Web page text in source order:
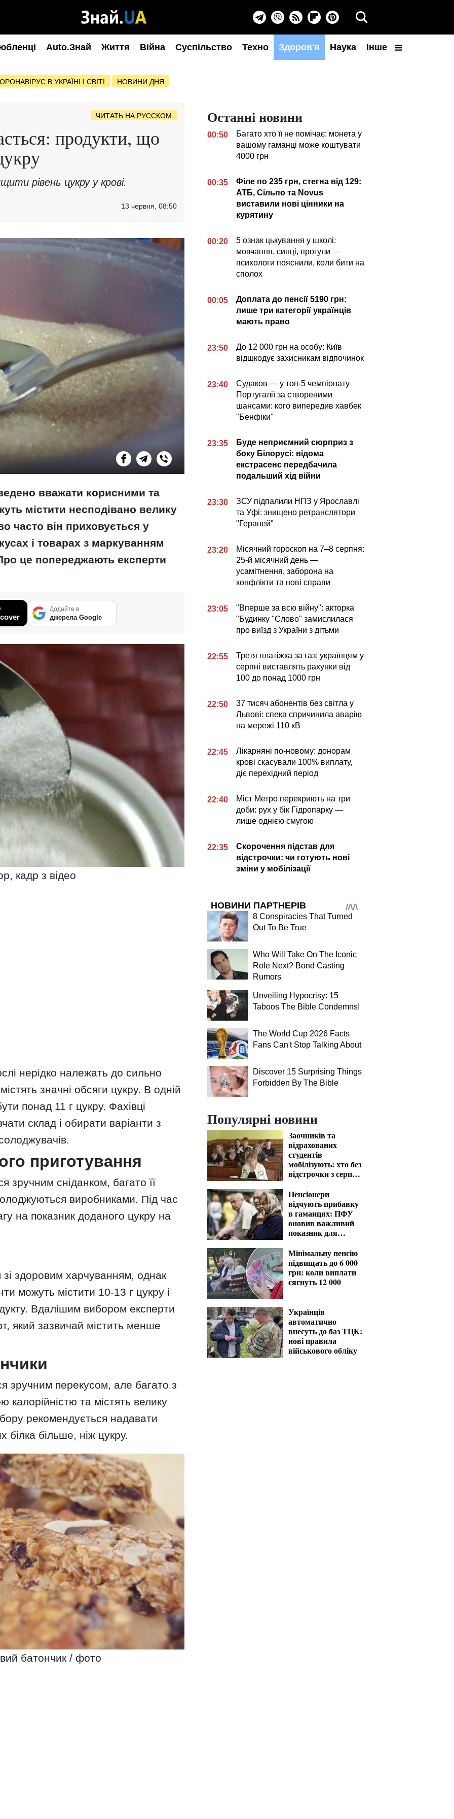
Auto.Знай Життя Війна Суспільство Техно Здоров'я Наука Інше
В УКРАЇНІ І СВІТІ НОВИНИ ДНЯ
ЧИТАТЬ НА РУССКОМ
продукти, що
рівень цукру у крові.
13 червня, 08:50
вважати корисними та
містити несподівано велику
часто він приховується у
і товарах з маркуванням
це попереджають експерти
Додайте в
джерела Google
кадр з відео
нерідко належать до сильно
значні обсяги цукру. В одній
понад 11 г цукру. Фахівці
склад і обирати варіанти з
приготування
зручним сніданком, багато її
виробниками. Під час
на показник доданого цукру на
зі здоровим харчуванням, однак
можуть містити 10-13 г цукру і
Вдалішим вибором експерти
який зазвичай містить менше
зручним перекусом, але багато з
калорійністю та містять велику
рекомендується надавати
білка більше, ніж цукру.
батончик / фото
Останні новини
00:50
Багато хто її не помічає: монета у
вашому гаманці може коштувати
4000 грн
00:35
Філе по 235 грн, стегна від 129:
АТБ, Сільпо та Novus
виставили нові цінники на
курятину
00:20
5 ознак цькування у школі:
мовчання, синці, прогули —
психологи пояснили, коли бити на
сполох
00:05
Доплата до пенсії 5190 грн:
лише три категорії українців
мають право
23:50
До 12 000 грн на особу: Київ
відшкодує захисникам відпочинок
23:40
Судаков — у топ-5 чемпіонату
Португалії за створеними
шансами: кого випередив хавбек
"Бенфіки"
23:35
Буде неприємний сюрприз з
боку Білорусі: відома
екстрасенс передбачила
подальший хід війни
23:30
ЗСУ підпалили НПЗ у Ярославлі
та Уфі: знищено ретранслятори
"Гераней"
23:20
Місячний гороскоп на 7–8 серпня:
25-й місячний день —
усамітнення, заборона на
конфлікти та нові справи
23:05
"Вперше за всю війну": акторка
"Будинку "Слово" замислилася
про виїзд з України з дітьми
22:55
Третя платіжка за газ: українцям у
серпні виставлять рахунки від
100 до понад 1000 грн
22:50
37 тисяч абонентів без світла у
Львові: спека спричинила аварію
на мережі 110 кВ
22:45
Лікарняні по-новому: донорам
крові скасували 100% виплату,
діє перехідний період
22:40
Міст Метро перекриють на три
доби: рух у бік Гідропарку —
лише однією смугою
22:35
Скорочення підстав для
відстрочки: чи готують нові
зміни у мобілізації
НОВИНИ ПАРТНЕРІВ
8 Conspiracies That Turned
Out To Be True
Who Will Take On The Iconic
Role Next? Bond Casting
Rumors
Unveiling Hypocrisy: 15
Taboos The Bible Condemns!
The World Cup 2026 Facts
Fans Can't Stop Talking About
Discover 15 Surprising Things
Forbidden By The Bible
Популярні новини
Заочників та
відрахованих
студентів
мобілізують: хто без
відстрочки з серпня
Пенсіонери
відчують прибавку
в гаманцях: ПФУ
оновив важливий
показник для
Мінімальну пенсію
підвищать до 6 000
грн: коли виплати
сягнуть 12 000
Українців
автоматично
внесуть до баз ТЦК:
нові правила
військового обліку